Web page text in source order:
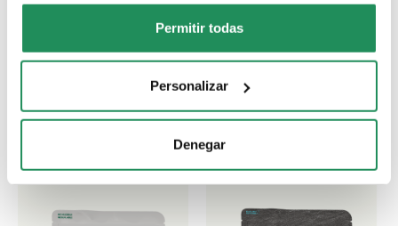
Permitir todas
Personalizar
Denegar
Cual es su favorito?